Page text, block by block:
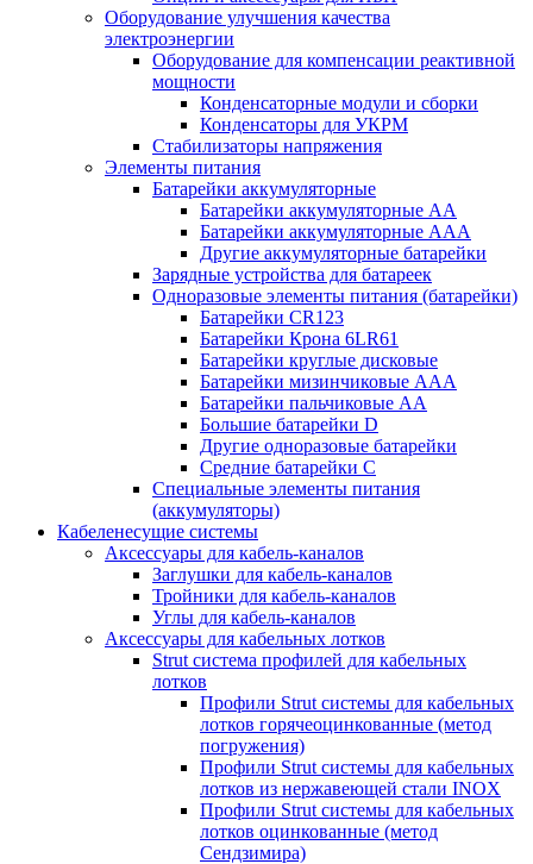
Оборудование улучшения качества
электроэнергии
Оборудование для компенсации реактивной
мощности
Конденсаторные модули и сборки
Конденсаторы для УКРМ
Стабилизаторы напряжения
Элементы питания
Батарейки аккумуляторные
Батарейки аккумуляторные АА
Батарейки аккумуляторные ААА
Другие аккумуляторные батарейки
Зарядные устройства для батареек
Одноразовые элементы питания (батарейки)
Батарейки CR123
Батарейки Крона 6LR61
Батарейки круглые дисковые
Батарейки мизинчиковые ААА
Батарейки пальчиковые АА
Большие батарейки D
Другие одноразовые батарейки
Средние батарейки C
Специальные элементы питания
(аккумуляторы)
Кабеленесущие системы
Аксессуары для кабель-каналов
Заглушки для кабель-каналов
Тройники для кабель-каналов
Углы для кабель-каналов
Аксессуары для кабельных лотков
Strut система профилей для кабельных
лотков
Профили Strut системы для кабельных
лотков горячеоцинкованные (метод
погружения)
Профили Strut системы для кабельных
лотков из нержавеющей стали INOX
Профили Strut системы для кабельных
лотков оцинкованные (метод
Сендзимира)